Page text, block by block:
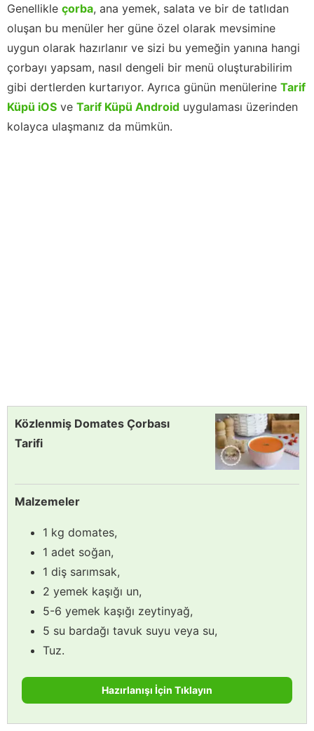
Genellikle çorba, ana yemek, salata ve bir de tatlıdan
oluşan bu menüler her güne özel olarak mevsimine
uygun olarak hazırlanır ve sizi bu yemeğin yanına hangi
çorbayı yapsam, nasıl dengeli bir menü oluşturabilirim
gibi dertlerden kurtarıyor. Ayrıca günün menülerine Tarif
Küpü iOS ve Tarif Küpü Android uygulaması üzerinden
kolayca ulaşmanız da mümkün.
Közlenmiş Domates Çorbası
Tarifi
Malzemeler
1 kg domates,
1 adet soğan,
1 diş sarımsak,
2 yemek kaşığı un,
5-6 yemek kaşığı zeytinyağ,
5 su bardağı tavuk suyu veya su,
Tuz.
Hazırlanışı İçin Tıklayın